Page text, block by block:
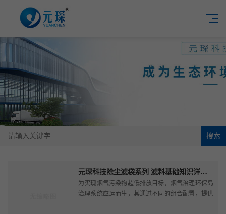
搜索
元琛科技除尘滤袋系列 滤料基础知识详解（上篇）
为实现烟气污染物超低排放目标，烟气治理环保岛
治理系统应运而生，其通过不同的组合配置，提供